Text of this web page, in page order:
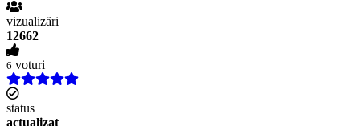
vizualizări
12662
6 voturi
status
actualizat